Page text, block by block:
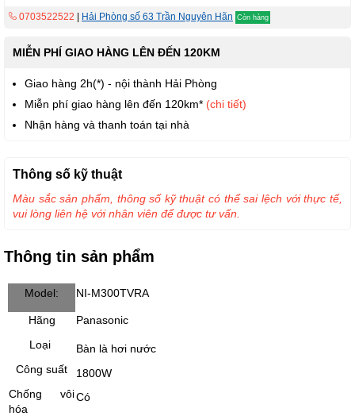
0703522522 Hải Phòng số 63 Trần Nguyên Hãn Còn hàng
MIỄN PHÍ GIAO HÀNG LÊN ĐẾN 120KM
Giao hàng 2h(*) - nội thành Hải Phòng
Miễn phí giao hàng lên đến 120km* (chi tiết)
Nhận hàng và thanh toán tại nhà
Thông tin sản phẩm
Model: NI-M300TVRA
Hãng
Panasonic
Loại
Bàn là hơi nước
Công suất
1800W
Chống vôi
hóa
Có
Thông số kỹ thuật
Màu sắc sản phẩm, thông số kỹ thuật có thể sai lệch với thực tế,
vui lòng liên hệ với nhân viên để được tư vấn.